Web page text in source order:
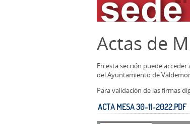
Actas de
En esta sección puede
del Ayuntamiento de
Para validación de las firmas
ACTA MESA 30-11-2022.PDF